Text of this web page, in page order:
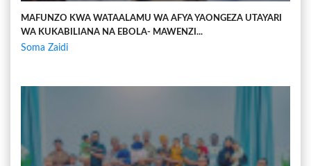
MAFUNZO KWA WATAALAMU WA AFYA YAONGEZA UTAYARI
WA KUKABILIANA NA EBOLA- MAWENZI...
Soma Zaidi